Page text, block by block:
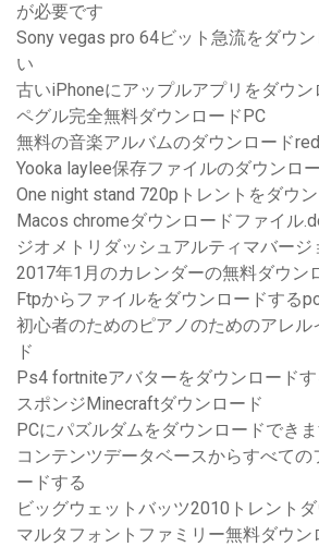
が必要です
Sony vegas pro 64ビット急流をダウ
い
古いiPhoneにアップルアプリをダウン
ペグル完全無料ダウンロードPC
無料の音楽アルバムのダウンロード
Yooka laylee保存ファイルのダウンロ
One night stand 720pトレントをダウ
Macos chromeダウンロードファイル
ジオメトリダッシュアルティマバージ
2017年1月のカレンダーの無料ダウン
Ftpからファイルをダウンロードする
初心者のためのピアノのためのアレル
ド
Ps4 fortniteアバターをダウンロード
スポンジMinecraftダウンロード
PCにパズルダムをダウンロードでき
コンテンツデータベースからすべての
ードする
ビッグウェットバッツ2010トレント
マルタフォントファミリー無料ダウン